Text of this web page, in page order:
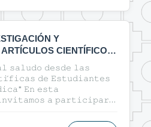
Y
CIENTÍFICOS
𝚜𝚊𝚕𝚞𝚍𝚘 𝚍𝚎𝚜𝚍𝚎 𝚕𝚊𝚜
𝚍𝚎 𝙴𝚜𝚝𝚞𝚍𝚒𝚊𝚗𝚝𝚎𝚜
𝙴𝚗 𝚎𝚜𝚝𝚊
𝚊 𝚙𝚊𝚛𝚝𝚒𝚌𝚒𝚙𝚊𝚛
ᴄɪᴇɴᴛɪ́ғɪᴄᴏs ᴇɴ ᴇʟ ᴀ́ʀᴇᴀ ᴅᴇ ʟᴀ